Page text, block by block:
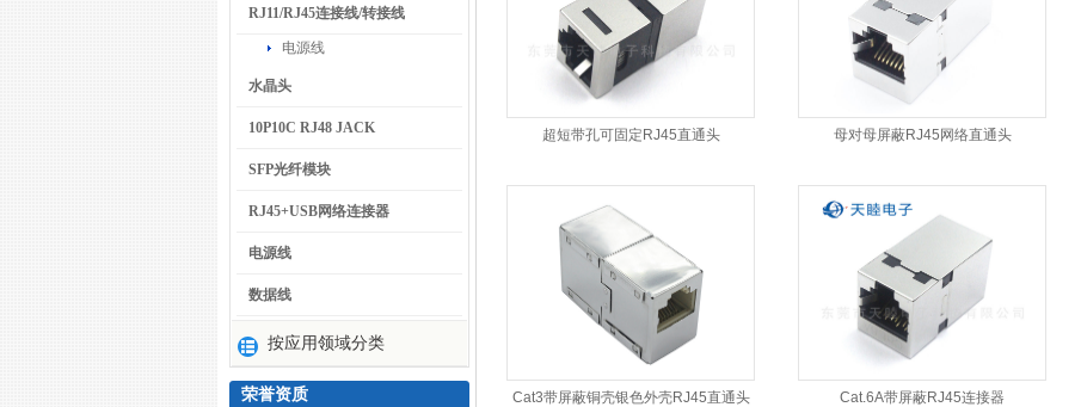
RJ11/RJ45连接线/转接线
电源线
水晶头
10P10C RJ48 JACK
SFP光纤模块
RJ45+USB网络连接器
电源线
数据线
按应用领域分类
荣誉资质
超短带孔可固定RJ45直通头 母对母屏蔽RJ45网络直通头
Cat3带屏蔽铜壳银色外壳RJ45直通头
Cat.6A带屏蔽RJ45连接器